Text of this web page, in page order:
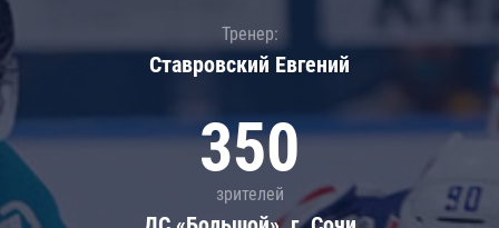
Тренер:
Ставровский Евгений
350
зрителей